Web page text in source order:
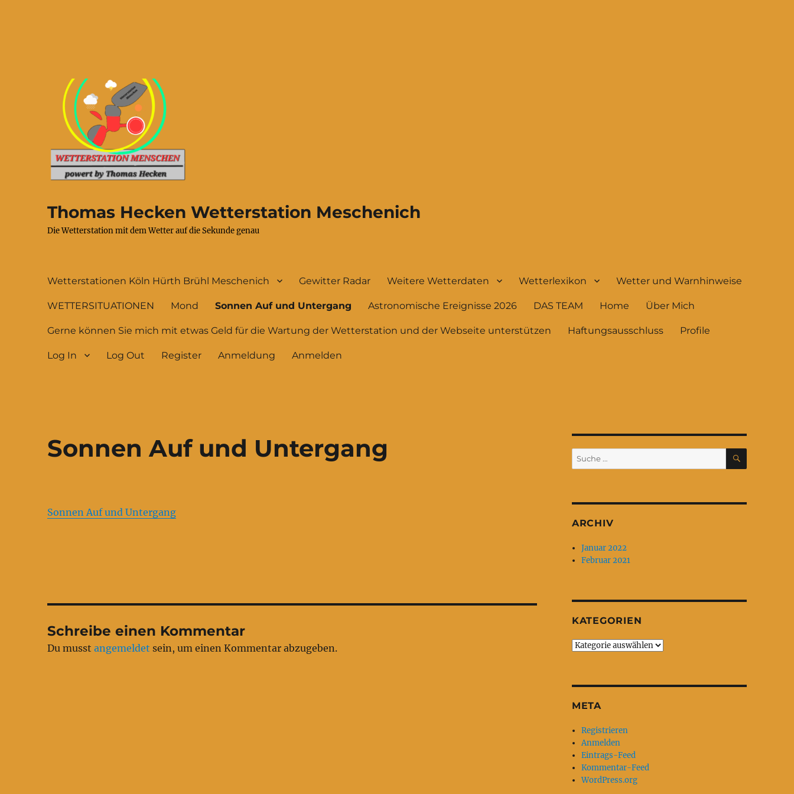
Thomas Hecken Wetterstation Meschenich
Die Wetterstation mit dem Wetter auf die Sekunde genau
Wetterstationen Köln Hürth Brühl Meschenich Gewitter Radar Weitere Wetterdaten Wetterlexikon Wetter und Warnhinweise
WETTERSITUATIONEN Mond Sonnen Auf und Untergang Astronomische Ereignisse 2026 DAS TEAM Home Über Mich
Gerne können Sie mich mit etwas Geld für die Wartung der Wetterstation und der Webseite unterstützen Haftungsausschluss Profile
Log In Log Out Register Anmeldung Anmelden
Sonnen Auf und Untergang
Sonnen Auf und Untergang
Schreibe einen Kommentar
Du musstangemeldet sein, um einen Kommentar abzugeben.
Suche
nach:
SUCHEN
ARCHIV
Januar 2022
Februar 2021
KATEGORIEN
Kategorien
META
Registrieren
Anmelden
Eintrags-Feed
Kommentar-Feed
WordPress.org